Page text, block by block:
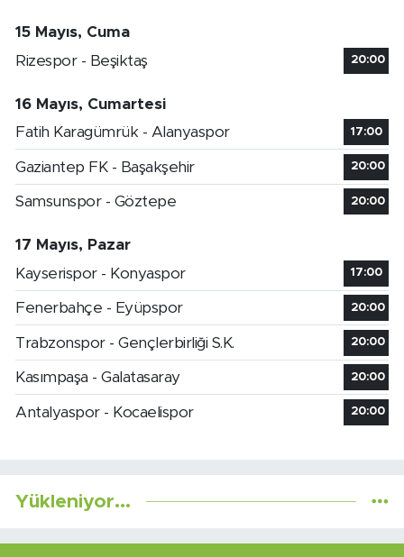
15 Mayıs, Cuma
Rizespor - Beşiktaş
20:00
16 Mayıs, Cumartesi
Fatih Karagümrük - Alanyaspor
17:00
Gaziantep FK - Başakşehir 20:00
Samsunspor - Göztepe 20:00
17 Mayıs, Pazar
Kayserispor - Konyaspor
17:00
Fenerbahçe - Eyüpspor 20:00
Trabzonspor - Gençlerbirliği S.K. 20:00
Kasımpaşa - Galatasaray 20:00
Antalyaspor - Kocaelispor 20:00
Yükleniyor...